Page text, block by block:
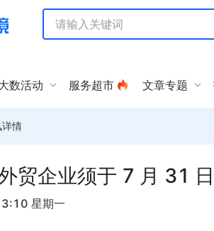
数活动 服务超市 文章专题
情
贸企业须于 7 月 31
星期一